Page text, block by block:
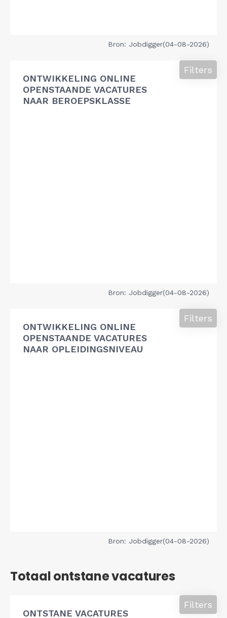
Bron: Jobdigger(04-08-2026)
ONTWIKKELING ONLINE
OPENSTAANDE VACATURES
NAAR BEROEPSKLASSE
Filters
Bron: Jobdigger(04-08-2026)
ONTWIKKELING ONLINE
OPENSTAANDE VACATURES
NAAR OPLEIDINGSNIVEAU
Filters
Bron: Jobdigger(04-08-2026)
Totaal ontstane vacatures
ONTSTANE VACATURES
Filters